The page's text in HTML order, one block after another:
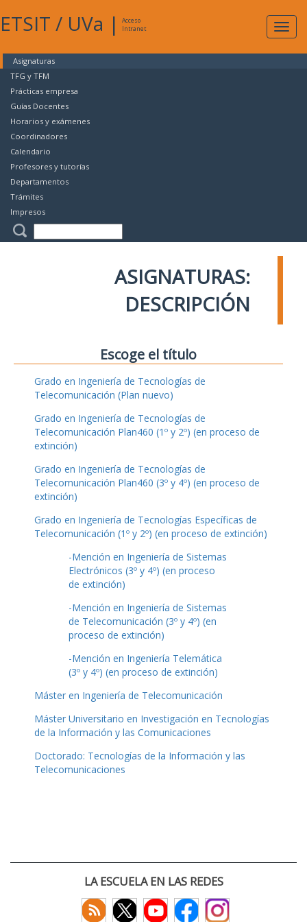
ETSIT / UVa |
Acceso
Intranet
Asignaturas
TFG y TFM
Prácticas empresa
Guías Docentes
Horarios y exámenes
Coordinadores
Calendario
Profesores y tutorías
Departamentos
Trámites
Impresos
ASIGNATURAS:
DESCRIPCIÓN
Escoge el título
Grado en Ingeniería de Tecnologías de
Telecomunicación (Plan nuevo)
Grado en Ingeniería de Tecnologías de
Telecomunicación Plan460 (1º y 2º) (en proceso de
extinción)
Grado en Ingeniería de Tecnologías de
Telecomunicación Plan460 (3º y 4º) (en proceso de
extinción)
Grado en Ingeniería de Tecnologías Específicas de
Telecomunicación (1º y 2º) (en proceso de extinción)
-Mención en Ingeniería de Sistemas
Electrónicos (3º y 4º) (en proceso
de extinción)
-Mención en Ingeniería de Sistemas
de Telecomunicación (3º y 4º) (en
proceso de extinción)
-Mención en Ingeniería Telemática
(3º y 4º) (en proceso de extinción)
Máster en Ingeniería de Telecomunicación
Máster Universitario en Investigación en Tecnologías
de la Información y las Comunicaciones
Doctorado: Tecnologías de la Información y las
Telecomunicaciones
LA ESCUELA EN LAS REDES